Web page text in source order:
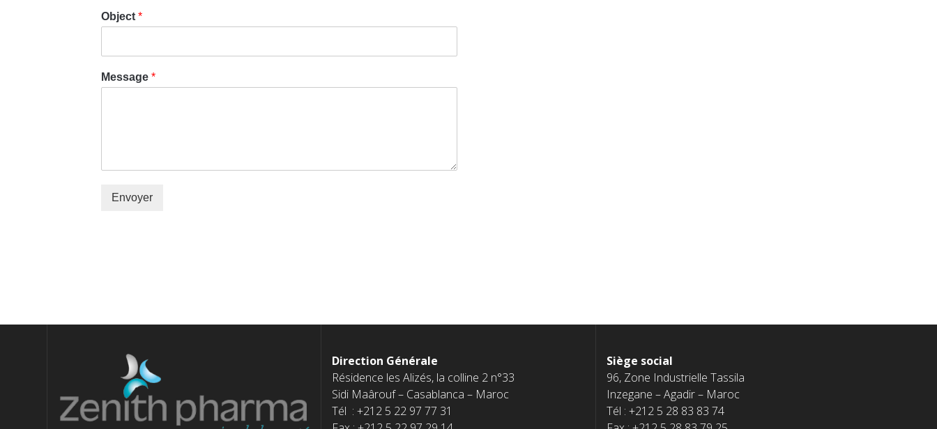
Object*
Message*
Envoyer
Direction Générale
Résidence les Alizés, la colline 2 n°33
Sidi Maârouf – Casablanca – Maroc
Tél : +212 5 22 97 77 31
Siège social
96, Zone Industrielle Tassila
Inzegane – Agadir – Maroc
Tél : +212 5 28 83 83 74